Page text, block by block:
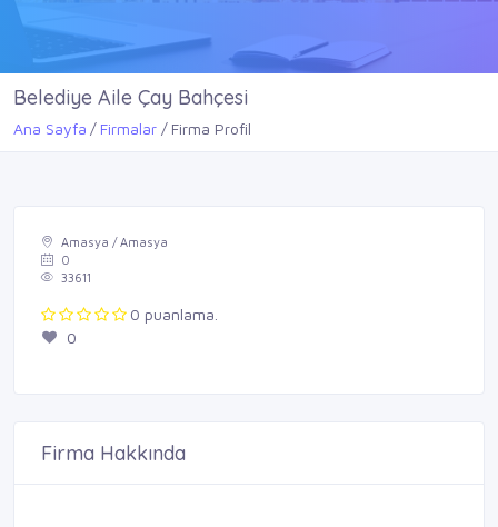
Belediye Aile Çay Bahçesi
Ana Sayfa Firmalar Firma Profil
Amasya / Amasya
0
33611
0 puanlama.
0
Firma Hakkında